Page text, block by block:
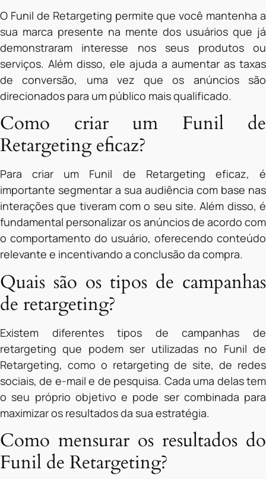
O Funil de Retargeting permite que você mantenha a
sua marca presente na mente dos usuários que já
demonstraram interesse nos seus produtos ou
serviços. Além disso, ele ajuda a aumentar as taxas
de conversão, uma vez que os anúncios são
direcionados para um público mais qualificado.
Como criar um Funil de
Retargeting eficaz?
Para criar um Funil de Retargeting eficaz, é
importante segmentar a sua audiência com base nas
interações que tiveram com o seu site. Além disso, é
fundamental personalizar os anúncios de acordo com
o comportamento do usuário, oferecendo conteúdo
relevante e incentivando a conclusão da compra.
Quais são os tipos de campanhas
de retargeting?
Existem diferentes tipos de campanhas de
retargeting que podem ser utilizadas no Funil de
Retargeting, como o retargeting de site, de redes
sociais, de e-mail e de pesquisa. Cada uma delas tem
o seu próprio objetivo e pode ser combinada para
maximizar os resultados da sua estratégia.
Como mensurar os resultados do
Funil de Retargeting?